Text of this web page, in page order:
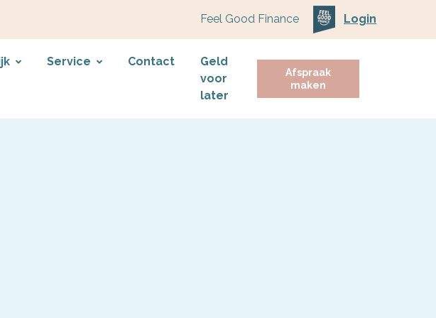
Feel Good Finance Login
Service Contact
Geld
voor
later
Afspraak
maken